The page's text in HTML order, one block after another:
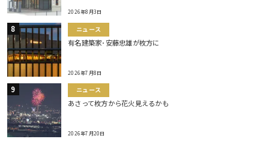
2026年8月3日
ニュース
有名建築家･安藤忠雄が枚方に
2026年7月8日
ニュース
あさって枚方から花火見えるかも
2026年7月20日